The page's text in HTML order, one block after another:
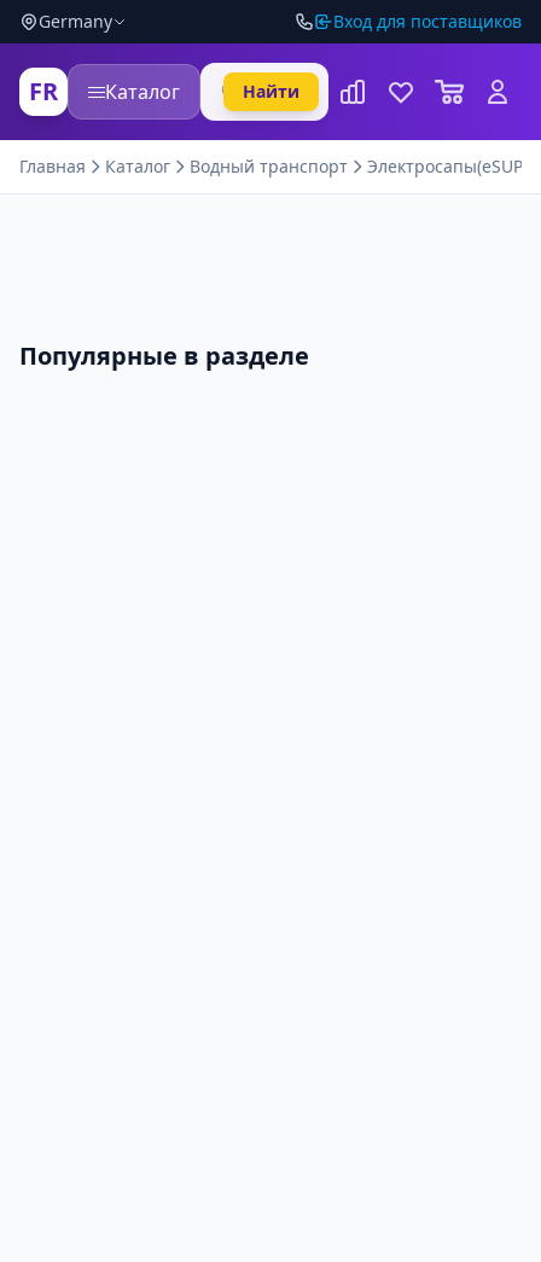
Germany Вход для поставщиков
FR Каталог Найти
Главная Каталог Водный транспорт Электросапы(eSUP)
Популярные в разделе